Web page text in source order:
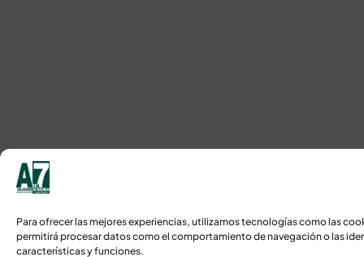
Para ofrecer las mejores experiencias, utilizamos tecnologías como las
permitirá procesar datos como el comportamiento de navegación o las
características y funciones.